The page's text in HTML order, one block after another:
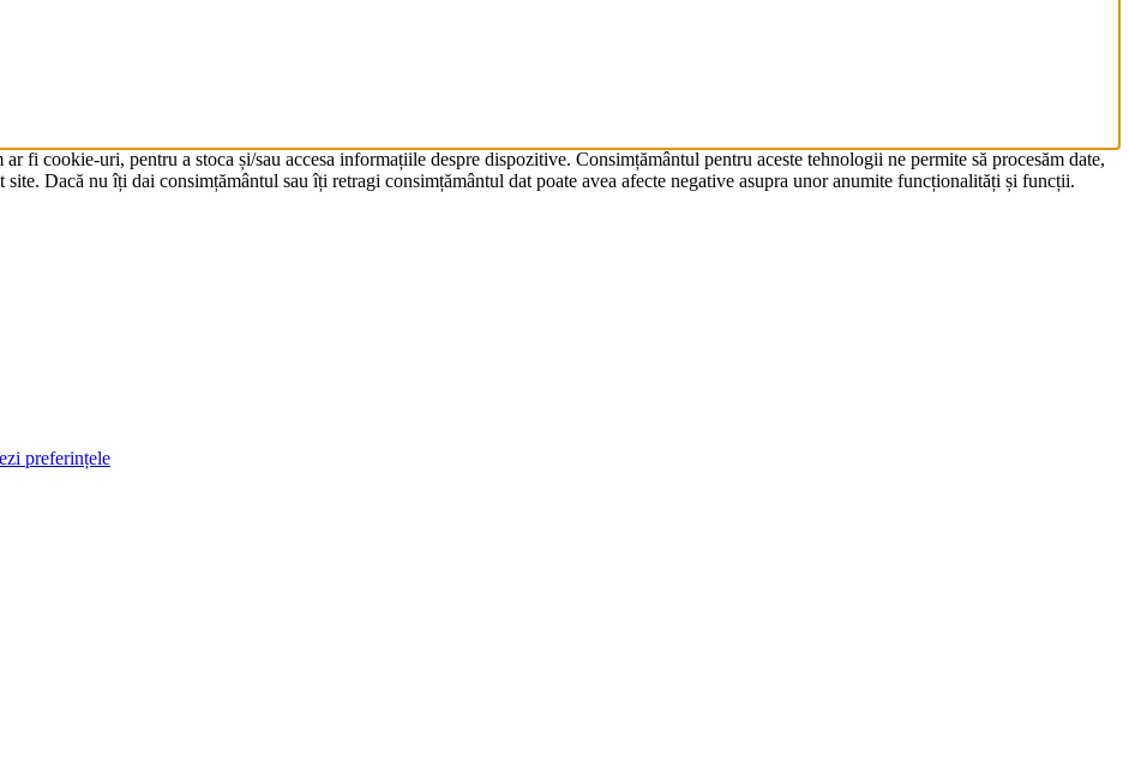
fi cookie-uri, pentru a stoca și/sau accesa informațiile despre dispozitive. Consimțământul pentru aceste tehnologii ne permite să procesăm date,
Dacă nu îți dai consimțământul sau îți retragi consimțământul dat poate avea afecte negative asupra unor anumite funcționalități și funcții.
preferințele